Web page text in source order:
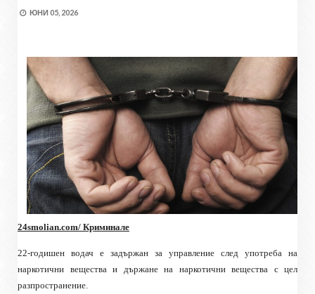
ЮНИ 05, 2026
24smolian.com/ Криминале
22-годишен водач е задържан за управление след употреба на
наркотични вещества и държане на наркотични вещества с цел
разпространение.